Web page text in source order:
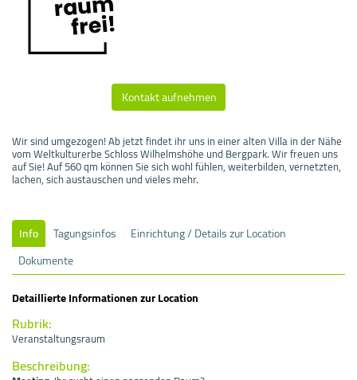
Kontakt aufnehmen
Wir sind umgezogen! Ab jetzt findet ihr uns in einer alten Villa in der Nähe
vom Weltkulturerbe Schloss Wilhelmshöhe und Bergpark. Wir freuen uns
auf Sie! Auf 560 qm können Sie sich wohl fühlen, weiterbilden, vernetzten,
lachen, sich austauschen und vieles mehr.
Info Tagungsinfos
Einrichtung / Details zur Location
Dokumente
Detaillierte Informationen zur Location
Rubrik:
Veranstaltungsraum
Beschreibung: